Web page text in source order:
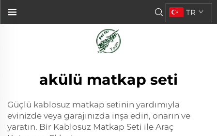
TR
akülü matkap seti
Güçlü kablosuz matkap setinin yardımıyla
evinizde veya garajınızda inşa edin, onarın ve
yaratın. Bir Kablosuz Matkap Seti ile Araç